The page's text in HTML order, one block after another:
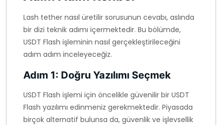
Lash tether nasıl üretilir sorusunun cevabı, aslında
bir dizi teknik adımı içermektedir. Bu bölümde,
USDT Flash işleminin nasıl gerçekleştirileceğini
adım adım inceleyeceğiz.
Adım 1: Doğru Yazılımı Seçmek
USDT Flash işlemi için öncelikle güvenilir bir USDT
Flash yazılımı edinmeniz gerekmektedir. Piyasada
birçok alternatif bulunsa da, güvenlik ve işlevsellik